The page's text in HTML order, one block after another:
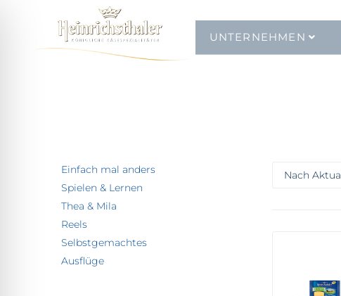
UNTERNEHMEN
Einfach mal anders
Spielen & Lernen
Thea & Mila
Reels
Selbstgemachtes
Ausflüge